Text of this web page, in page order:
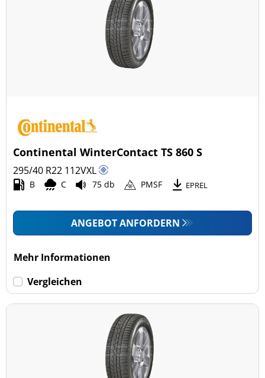
Continental WinterContact TS 860 S
295/40 R22 112VXL
B C 75 db PMSF EPREL
ANGEBOT ANFORDERN
Mehr Informationen
Vergleichen